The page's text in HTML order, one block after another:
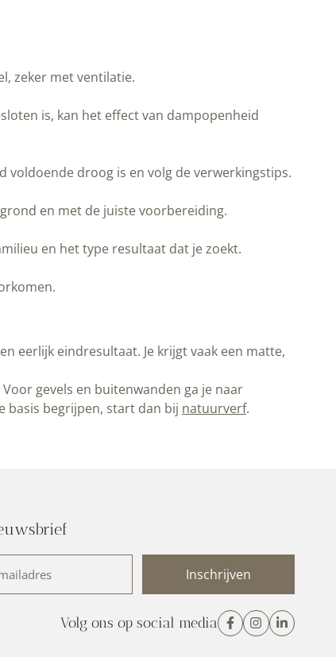
zeker met ventilatie.
is, kan het effect van dampopenheid
voldoende droog is en volg de verwerkingstips.
en met de juiste voorbereiding.
en het type resultaat dat je zoekt.
eerlijk eindresultaat. Je krijgt vaak een matte,
Voor gevels en buitenwanden ga je naar
basis begrijpen, start dan bij natuurverf.
Volg ons op social media